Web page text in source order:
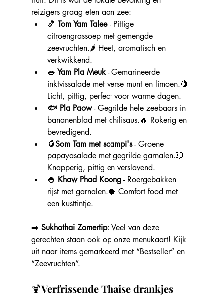
reizigers graag eten aan zee:
🍤 Tom Yam Talee - Pittige
citroengrassoep met gemengde
zeevruchten.🌶️ Heet, aromatisch en
verkwikkend.
🥗 Yam Pla Meuk - Gemarineerde
inktvissalade met verse munt en limoen.🍋
Licht, pittig, perfect voor warme dagen.
🐟 Pla Paow - Gegrilde hele zeebaars in
bananenblad met chilisaus.🔥 Rokerig en
bevredigend.
🥭Som Tam met scampi's - Groene
papayasalade met gegrilde garnalen.💥
Knapperig, pittig en verslavend.
🍚 Khaw Phad Koong - Roergebakken
rijst met garnalen.🥥 Comfort food met
een kusttintje.
➡️ Sukhothai Zomertip: Veel van deze
gerechten staan ook op onze menukaart! Kijk
uit naar items gemarkeerd met “Bestseller” en
“Zeevruchten”.
🍹Verfrissende Thaise drankjes